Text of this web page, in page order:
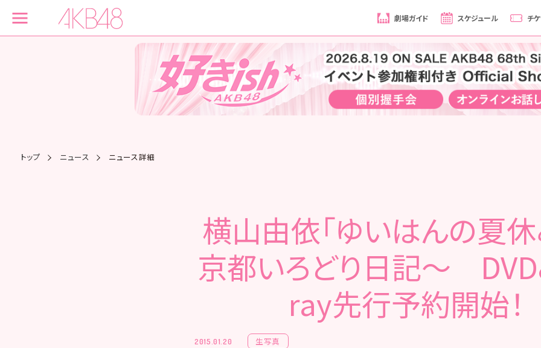
劇場ガイド スケジュール チ
トップ ニュース ニュース詳細
横山由依「ゆいはんの夏休
京都いろどり日記～
ray先行予約開始！
2015.01.20 生写真